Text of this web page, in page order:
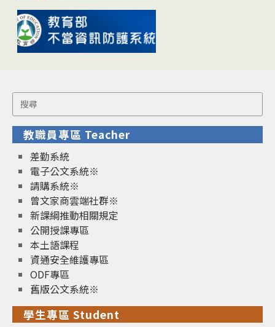
Search
for:
教職員專區 Teacher
差勤系統
電子公文系統※
請購系統※
曾文家商雲端社群※
新課綱推動相關規定
公開授課專區
本土語課程
資通安全維護專區
ODF專區
舊版公文系統※
學生專區 Student